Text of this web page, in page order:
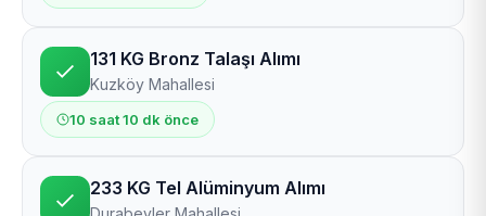
131 KG Bronz Talaşı Alımı
Kuzköy Mahallesi
10 saat 10 dk önce
233 KG Tel Alüminyum Alımı